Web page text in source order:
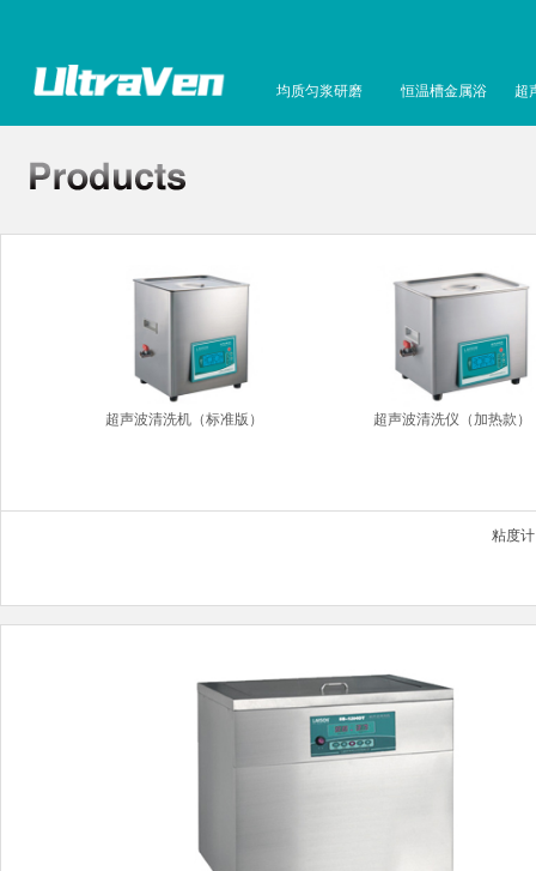
均质匀浆研磨 恒温槽金属浴 超
超声波清洗机（标准版） 超声波清洗仪（加热款）
粘度计